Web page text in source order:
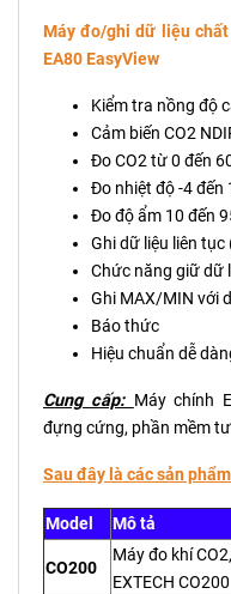
Máy đo/ghi dữ liệu
EA80 EasyView
Kiểm tra nồng độ
Cảm biến CO2
Đo CO2 từ 0 đến
Đo nhiệt độ -4 đến
Đo độ ẩm 10 đến
Ghi dữ liệu liên
Chức năng giữ dữ
Ghi MAX/MIN với
Báo thức
Hiệu chuẩn dễ
Cung cấp: Máy chính
đựng cứng, phần mềm
Sau đây là các sản
Model Mô tả
CO200
Máy đo khí
EXTECH CO200